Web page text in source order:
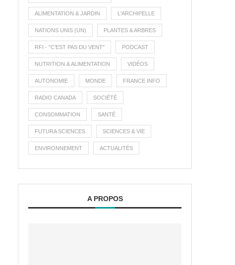
ALIMENTATION & JARDIN L'ARCHIPELLE
NATIONS UNIS (UN) PLANTES & ARBRES
RFI - "C'EST PAS DU VENT" PODCAST
NUTRITION & ALIMENTATION VIDÉOS
AUTONOMIE MONDE FRANCE INFO
RADIO CANADA SOCIÉTÉ
CONSOMMATION SANTÉ
FUTURA SCIENCES SCIENCES & VIE
ENVIRONNEMENT ACTUALITÉS
A PROPOS